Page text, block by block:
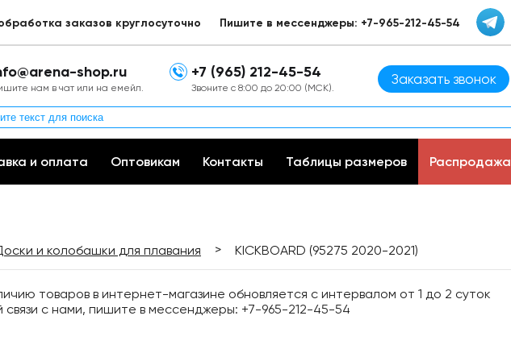
заказов круглосуточно Пишите в мессенджеры: +7-965-212-45-54
shop.ru
нам в чат или на емейл.
+7 (965) 212-45-54
Звоните с 8:00 до 20:00 (МСК).
Заказать звонок
и оплата Оптовикам Контакты Таблицы размеров Распродажа
и колобашки для плавания > KICKBOARD (95275 2020-2021)
товаров в интернет-магазине обновляется с интервалом от 1 до 2 суток
с нами, пишите в мессенджеры: +7-965-212-45-54